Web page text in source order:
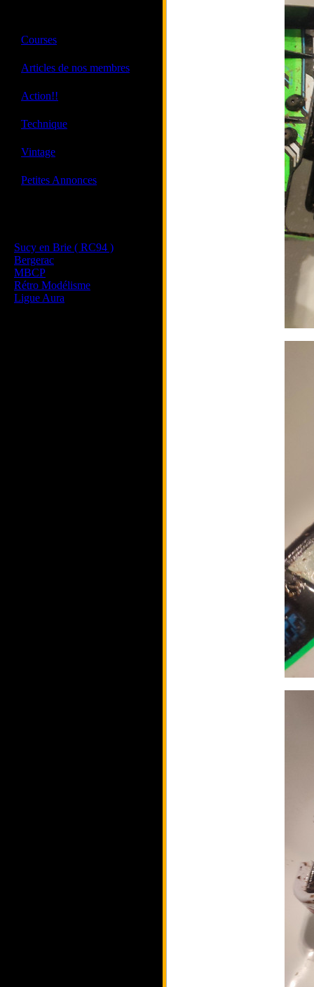
Courses
Articles de nos membres
Action!!
Technique
Vintage
Petites Annonces
Sucy en Brie ( RC94 )
Bergerac
MBCP
Rétro Modélisme
Ligue Aura